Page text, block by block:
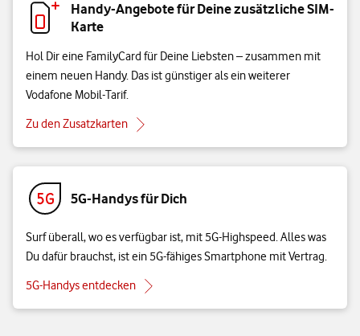
Handy-Angebote für Deine zusätzliche SIM-
Karte
Hol Dir eine FamilyCard für Deine Liebsten – zusammen mit
einem neuen Handy. Das ist günstiger als ein weiterer
Vodafone Mobil-Tarif.
Zu den Zusatzkarten
5G-Handys für Dich
Surf überall, wo es verfügbar ist, mit 5G-Highspeed. Alles was
Du dafür brauchst, ist ein 5G-fähiges Smartphone mit Vertrag.
5G-Handys entdecken